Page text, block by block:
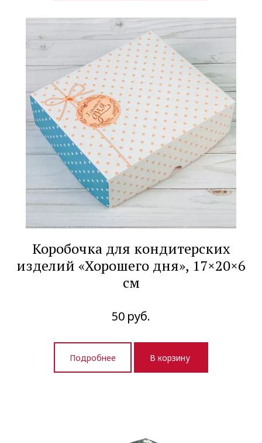
Коробочка для кондитерских
изделий «Хорошего дня», 17×20×6
см
50 руб.
Подробнее В корзину